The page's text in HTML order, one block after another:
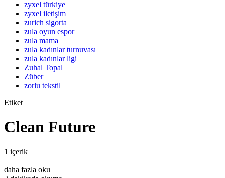
zyxel türkiye
zyxel iletişim
zurich sigorta
zula oyun espor
zula mama
zula kadınlar turnuvası
zula kadınlar ligi
Zuhal Topal
Züber
zorlu tekstil
Etiket
Clean Future
1 içerik
daha fazla oku